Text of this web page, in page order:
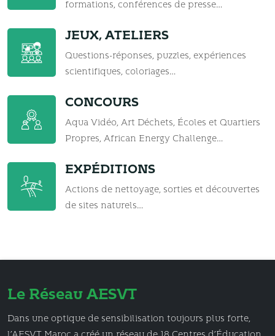
formations, conférences de presse…
JEUX, ATELIERS
Questions-réponses, puzzles, expériences
scientifiques, coloriages…
CONCOURS
Aqua Vidéo, Art Déchets, Écoles et Quartiers
Propres, African Energy Challenge…
EXPÉDITIONS
Actions de nettoyage, sorties et découvertes
de sites naturels…
Le Réseau AESVT
Dans une optique de sensibilisation toujours plus forte,